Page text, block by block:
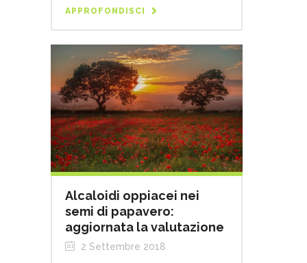
APPROFONDISCI
Alcaloidi oppiacei nei
semi di papavero:
aggiornata la valutazione
2 Settembre 2018